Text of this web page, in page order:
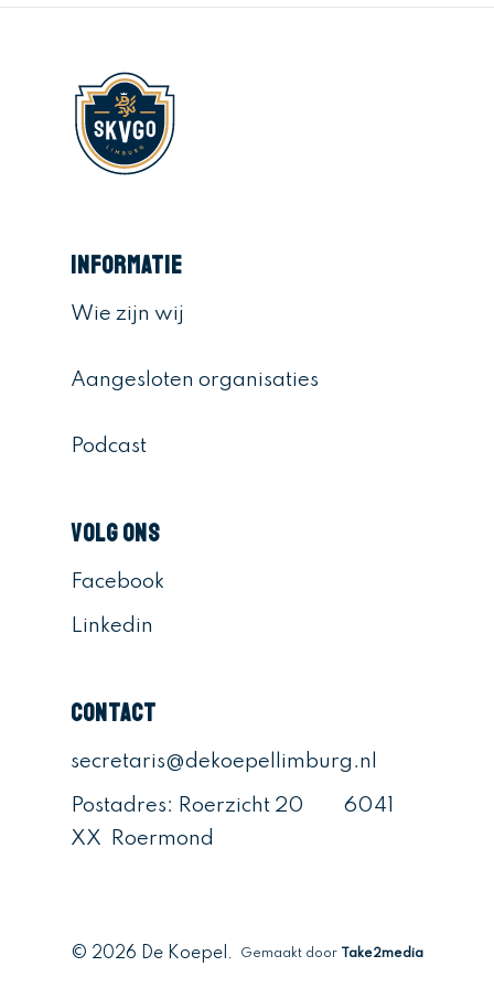
Informatie
Wie zijn wij
Aangesloten organisaties
Podcast
Volg ons
Facebook
Linkedin
Contact
secretaris@dekoepellimburg.nl
Postadres: Roerzicht 20 6041
XX Roermond
© 2026 De Koepel. Gemaakt door Take2media
bekijken